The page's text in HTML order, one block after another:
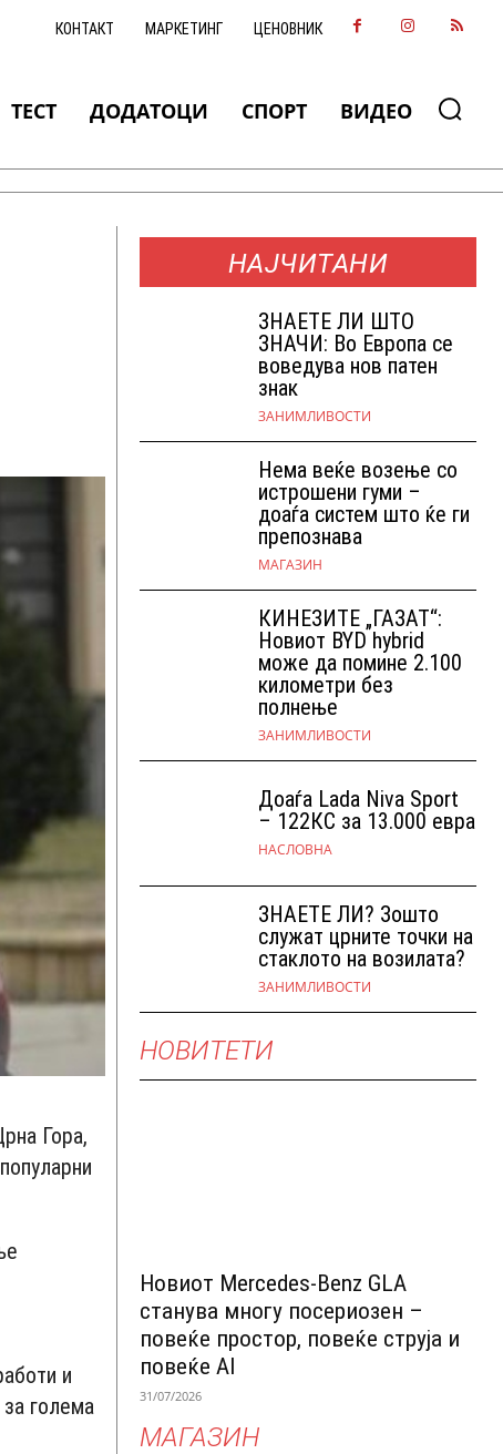
КОНТАКТ МАРКЕТИНГ ЦЕНОВНИК
ТЕСТ ДОДАТОЦИ СПОРТ ВИДЕО
Гора,
и
голема
НАЈЧИТАНИ
ЗНАEТЕ ЛИ ШТО
ЗНАЧИ: Во Европа се
воведува нов патен
знак
ЗАНИМЛИВОСТИ
Нема веќе возење со
истрошени гуми –
доаѓа систем што ќе ги
препознава
МАГАЗИН
КИНЕЗИТЕ „ГАЗАТ“:
Новиот BYD hybrid
може да помине 2.100
километри без
полнење
ЗАНИМЛИВОСТИ
Доаѓа Lada Niva Sport
– 122КС за 13.000 евра
НАСЛОВНА
ЗНАЕТЕ ЛИ? Зошто
служат црните точки на
стаклото на возилата?
ЗАНИМЛИВОСТИ
НОВИТЕТИ
Новиот Mercedes-Benz GLA
станува многу посериозен –
повеќе простор, повеќе струја и
повеќе AI
31/07/2026
МАГАЗИН